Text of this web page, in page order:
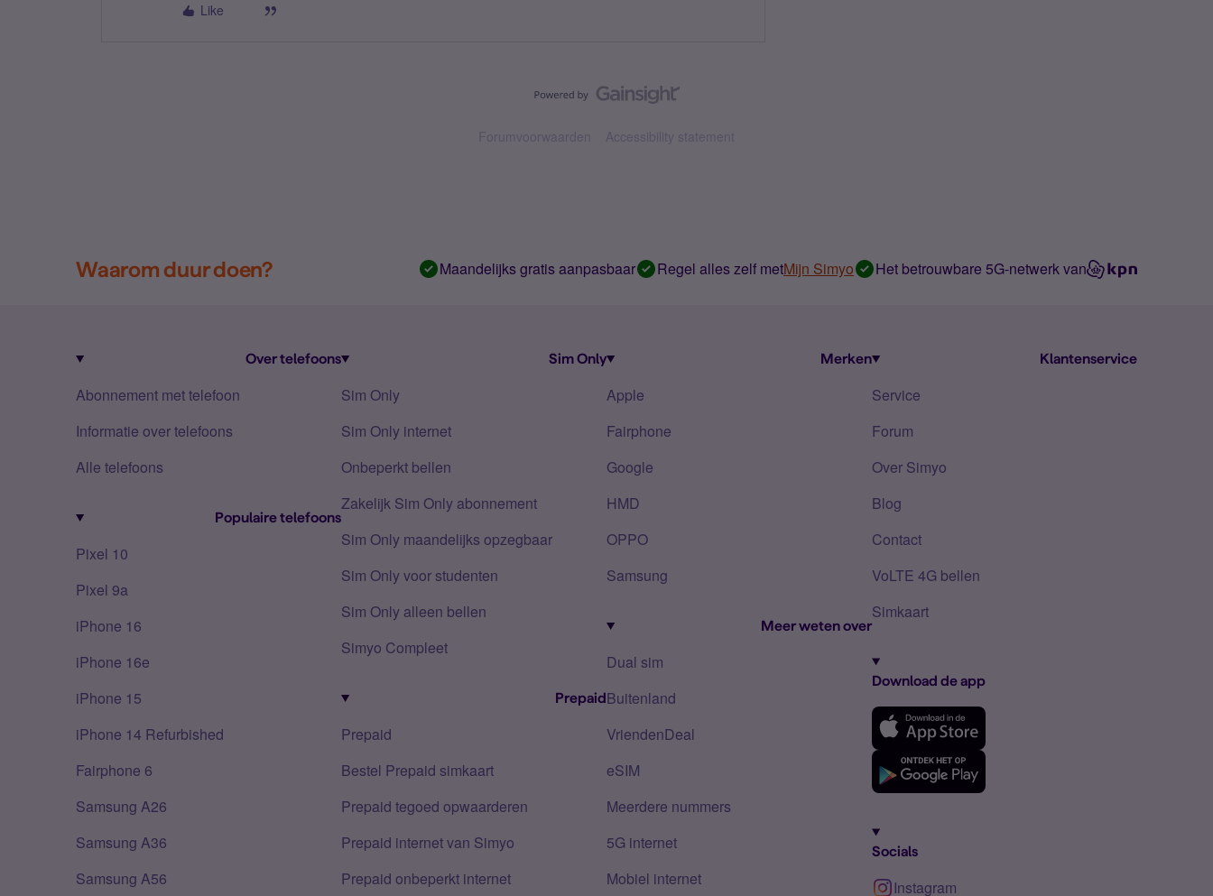
Like
Forumvoorwaarden Accessibility statement
Waarom duur doen? Maandelijks gratis aanpasbaar Regel alles zelf metMijn Simyo Het betrouwbare 5G-netwerk van
Over telefoons
Abonnement met telefoon
Informatie over telefoons
Alle telefoons
Populaire telefoons
Pixel 10
Pixel 9a
iPhone 16
iPhone 16e
iPhone 15
iPhone 14 Refurbished
Fairphone 6
Samsung A26
Samsung A36
Samsung A56
Sim Only
Sim Only
Sim Only internet
Onbeperkt bellen
Zakelijk Sim Only abonnement
Sim Only maandelijks opzegbaar
Sim Only voor studenten
Sim Only alleen bellen
Simyo Compleet
Prepaid
Prepaid
Bestel Prepaid simkaart
Prepaid tegoed opwaarderen
Prepaid internet van Simyo
Prepaid onbeperkt internet
Merken
Apple
Fairphone
Google
HMD
OPPO
Samsung
Meer weten over
Dual sim
Buitenland
VriendenDeal
eSIM
Meerdere nummers
5G internet
Mobiel internet
Klantenservice
Service
Forum
Over Simyo
Blog
Contact
VoLTE 4G bellen
Simkaart
Download de app
Socials
Instagram